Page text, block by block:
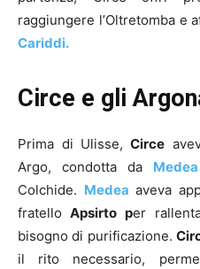
raggiungere l’Oltretomba
Cariddi.
Circe e gli
Prima di Ulisse, Circe
Argo, condotta da
Colchide. Medea aveva
fratello Apsirto per
bisogno di purificazione.
il rito necessario,